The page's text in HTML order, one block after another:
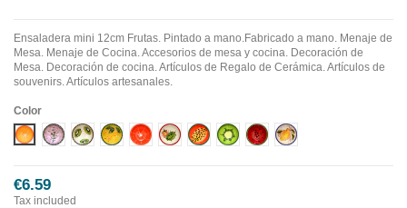
Ensaladera mini 12cm Frutas. Pintado a mano.Fabricado a mano. Menaje de
Mesa. Menaje de Cocina. Accesorios de mesa y cocina. Decoración de
Mesa. Decoración de cocina. Artículos de Regalo de Cerámica. Artículos de
souvenirs. Artículos artesanales.
Color
Diseño 1Diseño 10Diseño 2Diseño 3Diseño 4Diseño 5Diseño 6Diseño 7Diseño 8Diseño 9
€6.59
Tax included